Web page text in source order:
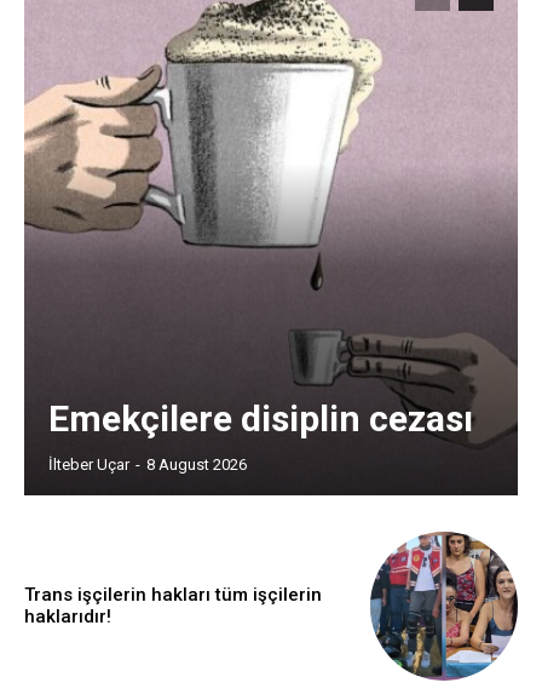
Emekçilere disiplin cezası
İlteber Uçar - 8 August 2026
Trans işçilerin hakları tüm işçilerin
haklarıdır!